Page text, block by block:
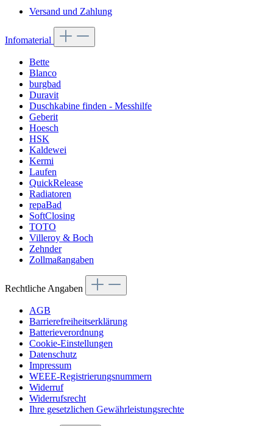
Versand und Zahlung
Infomaterial
Bette
Blanco
burgbad
Duravit
Duschkabine finden - Messhilfe
Geberit
Hoesch
HSK
Kaldewei
Kermi
Laufen
QuickRelease
Radiatoren
repaBad
SoftClosing
TOTO
Villeroy & Boch
Zehnder
Zollmaßangaben
Rechtliche Angaben
AGB
Barrierefreiheitserklärung
Batterieverordnung
Cookie-Einstellungen
Datenschutz
Impressum
WEEE-Registrierungsnummern
Widerruf
Widerrufsrecht
Ihre gesetzlichen Gewährleistungsrechte